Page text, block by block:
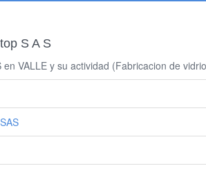
S A S
VALLE y su actividad (Fabricacion de